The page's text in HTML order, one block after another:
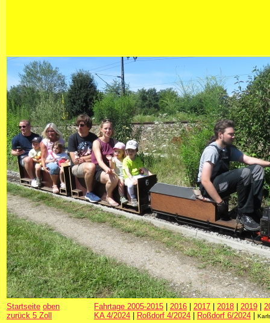
Startseite oben
zurück 5 Zoll
Fahrtage 2005-2015 2016 2017 2018 2019
KA 4/2024
Roßdorf 4/2024 Roßdorf 6/2024